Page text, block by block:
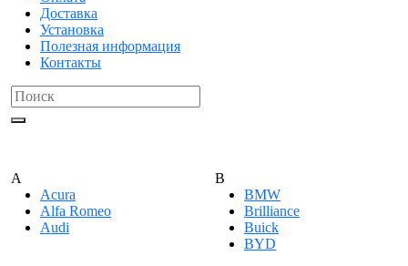
Доставка
Установка
Полезная информация
Контакты
A
Acura
Alfa Romeo
Audi
B
BMW
Brilliance
Buick
BYD